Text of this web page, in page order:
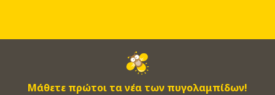
Μάθετε πρώτοι τα νέα των πυγολαμπίδων!